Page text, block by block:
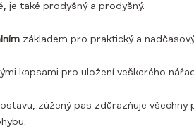
je také prodyšný a prodyšný.
základem pro praktický a
kapsami pro uložení veškerého
zúžený pas zdůrazňuje